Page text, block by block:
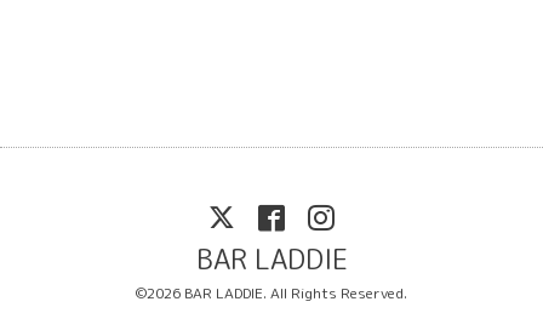
BAR LADDIE
©2026 BAR LADDIE. All Rights Reserved.